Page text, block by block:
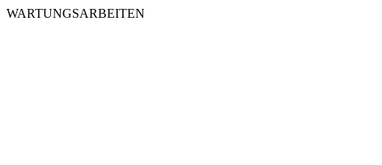
WARTUNGSARBEITEN